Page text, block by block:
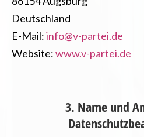
Deutschland
E-Mail:info@v-partei.de
Website:www.v-partei.de
3. Name und